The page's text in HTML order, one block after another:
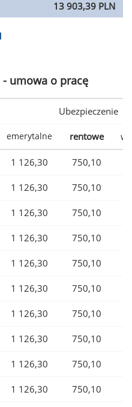
13 903,39 PLN
- umowa o pracę
Ubezpieczenie
emerytalne rentowe
1 126,30 750,10
1 126,30 750,10
1 126,30 750,10
1 126,30 750,10
1 126,30 750,10
1 126,30 750,10
1 126,30 750,10
1 126,30 750,10
1 126,30 750,10
1 126,30 750,10